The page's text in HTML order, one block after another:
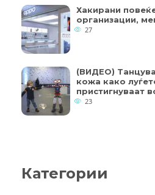
Хакирани
организации,
27
(ВИДЕО)
кожа како
пристигнуваат
23
Категории